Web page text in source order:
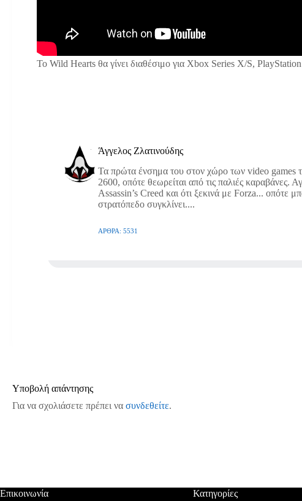
Το Wild Hearts θα γίνει διαθέσιμο για Xbox Series X/S,
Άγγελος Ζλατινούδης
Τα πρώτα ένσημα του στον χώρο των video games
2600, οπότε θεωρείται από τις παλιές καραβάνες.
Assassin’s Creed και ότι ξεκινά με Forza... οπότε
στρατόπεδο συγκλίνει....
ΆΡΘΡΑ: 5531
Υποβολή απάντησης
Για να σχολιάσετε πρέπει να συνδεθείτε.
Επικοινωνία Κατηγορίες